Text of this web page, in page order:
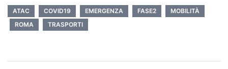
ATAC COVID19 EMERGENZA FASE2
MOBILITÀ
ROMA
TRASPORTI